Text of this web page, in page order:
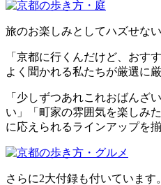
旅のお楽しみとしてハズせない
「京都に行くんだけど、おす
よく聞かれる私たちが厳選に
「少しずつあれこれおばんざ
い」「町家の雰囲気を楽しみ
に応えられるラインアップを揃
さらに2大付録も付いています。